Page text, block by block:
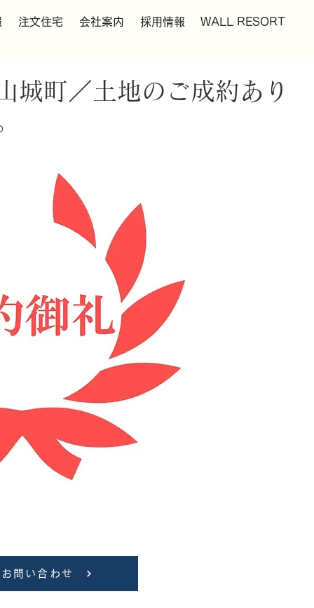
注文住宅 会社案内 採用情報 WALL RESORT
城町／土地のご成約あり
お問い合わせ